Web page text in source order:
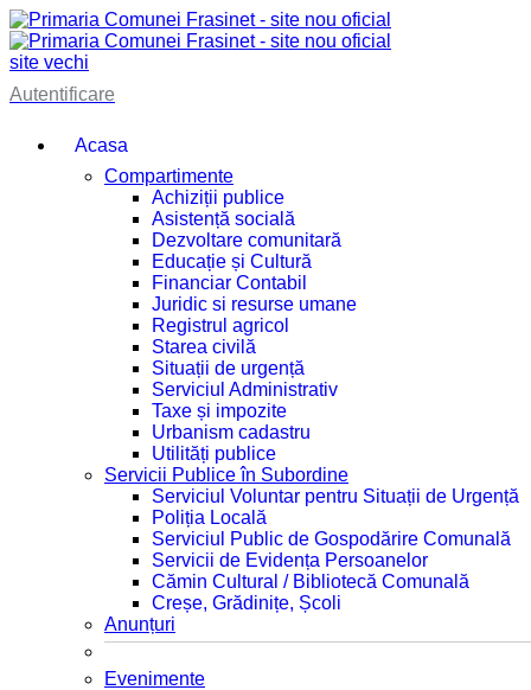
site vechi
Autentificare
Acasa
Compartimente
Achiziții publice
Asistență socială
Dezvoltare comunitară
Educație și Cultură
Financiar Contabil
Juridic si resurse umane
Registrul agricol
Starea civilă
Situații de urgență
Serviciul Administrativ
Taxe și impozite
Urbanism cadastru
Utilități publice
Servicii Publice în Subordine
Serviciul Voluntar pentru Situații de Urgență
Poliția Locală
Serviciul Public de Gospodărire Comunală
Servicii de Evidența Persoanelor
Cămin Cultural / Bibliotecă Comunală
Creșe, Grădinițe, Școli
Anunțuri
Evenimente